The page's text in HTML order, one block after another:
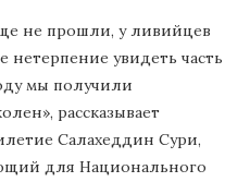
не прошли, у ливийцев
нетерпение увидеть часть
мы получили
рассказывает
Салахеддин Сури,
для Национального